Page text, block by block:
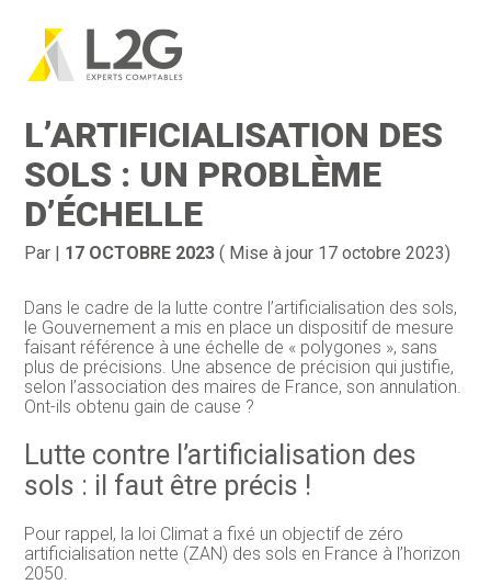
Aller
au
Création d’entreprise
Pilotage d’entreprise
Entreprise en difficultés
Gestion
Juridique
Documents
Dématérialisation / collecte
L’ARTIFICIALISATION DES
SOLS : UN PROBLÈME
D’ÉCHELLE
Par | 17 OCTOBRE 2023 ( Mise à jour 17 octobre 2023)
Dans le cadre de la lutte contre l’artificialisation des sols,
le Gouvernement a mis en place un dispositif de mesure
faisant référence à une échelle de « polygones », sans
plus de précisions. Une absence de précision qui justifie,
selon l’association des maires de France, son annulation.
Ont-ils obtenu gain de cause ?
Lutte contre l’artificialisation des
sols : il faut être précis !
Pour rappel, la loi Climat a fixé un objectif de zéro
artificialisation nette (ZAN) des sols en France à l’horizon
2050.